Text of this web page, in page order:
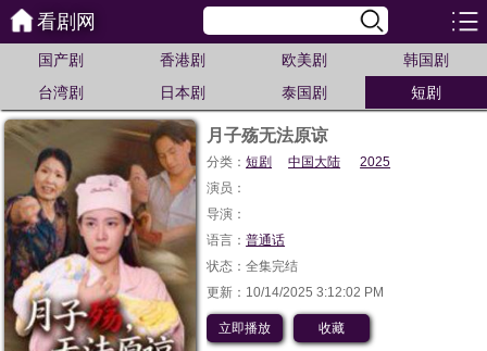
看剧网
国产剧 香港剧 欧美剧
韩国剧
台湾剧
日本剧 泰国剧 短剧
月子殇无法原谅
分类：短剧 中国大陆
2025
演员：
导演：
语言：普通话
状态：全集完结
更新：10/14/2025 3:12:02 PM
立即播放 收藏